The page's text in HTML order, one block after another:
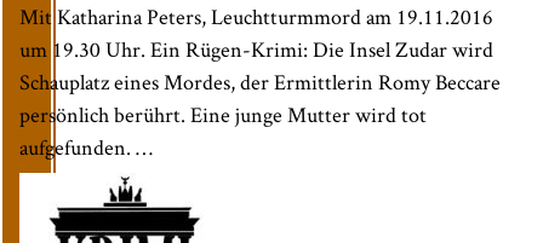
Mit Katharina Peters, Leuchtturmmord am 19.11.2016
um 19.30 Uhr. Ein Rügen-Krimi: Die Insel Zudar wird
Schauplatz eines Mordes, der Ermittlerin Romy Beccare
persönlich berührt. Eine junge Mutter wird tot
aufgefunden. …